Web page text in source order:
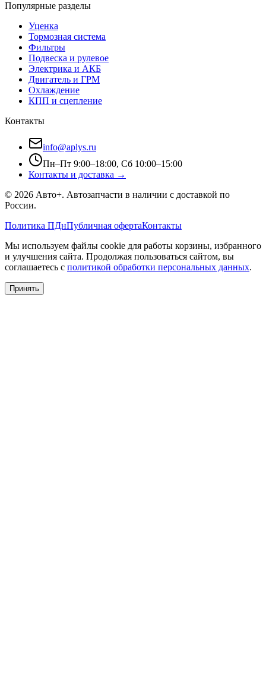
Популярные разделы
Уценка
Тормозная система
Фильтры
Подвеска и рулевое
Электрика и АКБ
Двигатель и ГРМ
Охлаждение
КПП и сцепление
Контакты
info@aplys.ru
Пн–Пт 9:00–18:00, Сб 10:00–15:00
Контакты и доставка →
© 2026 Авто+. Автозапчасти в наличии с доставкой по
России.
Политика ПДнПубличная офертаКонтакты
Мы используем файлы cookie для работы корзины, избранного
и улучшения сайта. Продолжая пользоваться сайтом, вы
соглашаетесь с политикой обработки персональных данных.
Принять